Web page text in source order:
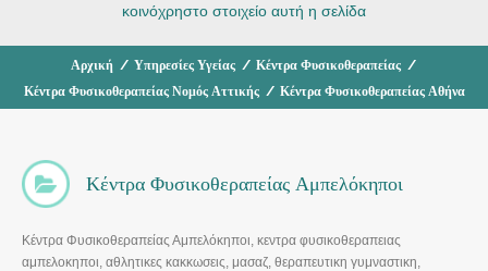
κοινόχρηστο στοιχείο αυτή η σελίδα
Αρχική / Υπηρεσίες Υγείας / Κέντρα Φυσικοθεραπείας /
Κέντρα Φυσικοθεραπείας Νομός Αττικής / Κέντρα Φυσικοθεραπείας Αθήνα
Κέντρα Φυσικοθεραπείας Αμπελόκηποι
Κέντρα Φυσικοθεραπείας Αμπελόκηποι, κεντρα φυσικοθεραπειας
αμπελοκηποι, αθλητικες κακκωσεις, μασαζ, θεραπευτικη γυμναστικη,